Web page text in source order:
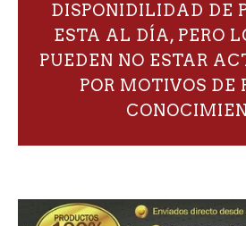
DISPONIDILIDAD DE
ESTA AL DÍA, PERO
PUEDEN NO ESTAR
POR MOTIVOS DE